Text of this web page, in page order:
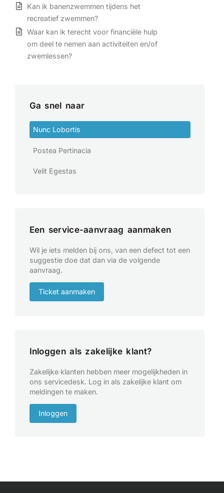
Kan ik banenzwemmen tijdens het
recreatief zwemmen?
Waar kan ik terecht voor financiële hulp
om deel te nemen aan activiteiten en/of
zwemlessen?
Ga snel naar
Nunc Lobortis
Postea Pertinacia
Velit Egestas
Een service-aanvraag aanmaken
Wil je iets melden bij ons, van een defect tot een
suggestie doe dat dan via de volgende
aanvraag.
Ticket aanmaken
Inloggen als zakelijke klant?
Zakelijke klanten hebben meer mogelijkheden in
ons servicedesk. Log in als zakelijke klant om
meldingen te maken.
Inloggen